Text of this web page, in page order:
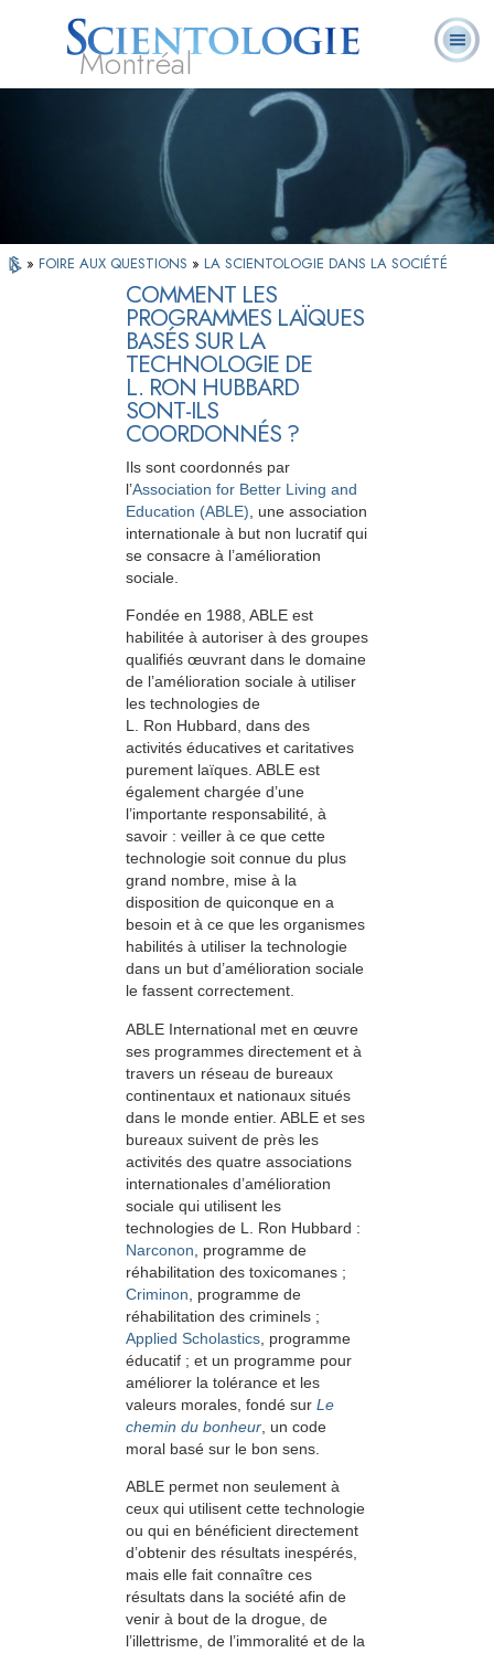
Montréal
Qu’est-ce que la
Scientologie ?
Ministres
volontaires
Foire aux
questions
» FOIRE AUX QUESTIONS » LA SCIENTOLOGIE DANS LA SOCIÉTÉ
COMMENT LES
PROGRAMMES LAÏQUES
BASÉS SUR LA
TECHNOLOGIE DE
L. RON HUBBARD
SONT-ILS
COORDONNÉS ?
Ils sont coordonnés par
l’Association for Better Living and
Education (ABLE) , une association
internationale à but non lucratif qui
se consacre à l’amélioration
sociale.
Fondée en 1988, ABLE est
habilitée à autoriser à des groupes
qualifiés œuvrant dans le domaine
de l’amélioration sociale à utiliser
les technologies de
L. Ron Hubbard, dans des
activités éducatives et caritatives
purement laïques. ABLE est
également chargée d’une
l’importante responsabilité, à
savoir : veiller à ce que cette
technologie soit connue du plus
grand nombre, mise à la
disposition de quiconque en a
besoin et à ce que les organismes
habilités à utiliser la technologie
dans un but d’amélioration sociale
le fassent correctement.
ABLE International met en œuvre
ses programmes directement et à
travers un réseau de bureaux
continentaux et nationaux situés
dans le monde entier. ABLE et ses
bureaux suivent de près les
activités des quatre associations
internationales d’amélioration
sociale qui utilisent les
technologies de L. Ron Hubbard :
Narconon , programme de
réhabilitation des toxicomanes ;
Criminon , programme de
réhabilitation des criminels ;
Applied Scholastics , programme
éducatif ; et un programme pour
améliorer la tolérance et les
valeurs morales, fondé sur Le
chemin du bonheur , un code
moral basé sur le bon sens.
ABLE permet non seulement à
ceux qui utilisent cette technologie
ou qui en bénéficient directement
d’obtenir des résultats inespérés,
mais elle fait connaître ces
résultats dans la société afin de
venir à bout de la drogue, de
l’illettrisme, de l’immoralité et de la